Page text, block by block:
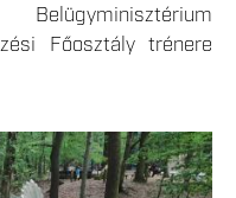
Főosztály trénere